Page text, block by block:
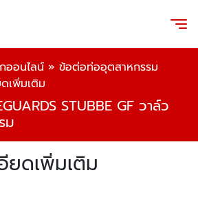
ออนไลน์ » ข้อต่อท่ออุตสาหกรรม
เพิ่มเติม
STUBBE GF วาล์ว
ม
ยดเพิ่มเติม